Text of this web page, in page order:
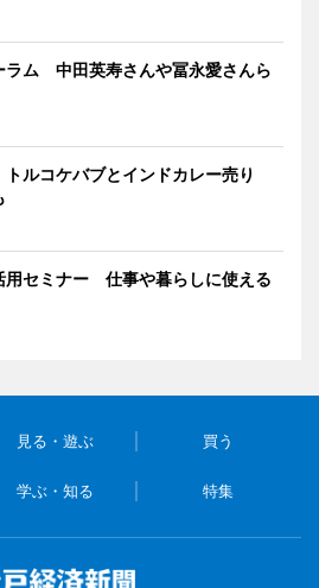
ラム 中田英寿さんや冨永愛さんら
ルコケバブとインドカレー売り
用セミナー 仕事や暮らしに使える
見る・遊ぶ 買う
学ぶ・知る 特集